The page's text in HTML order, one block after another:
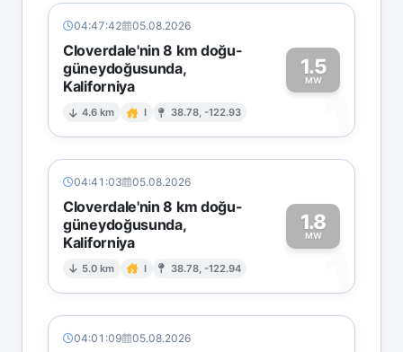
04:47:42 05.08.2026
Cloverdale'nin 8 km doğu-
güneydoğusunda,
Kaliforniya
4.6 km I 38.78, -122.93
1.5
MW
1
04:41:03 05.08.2026
Cloverdale'nin 8 km doğu-
güneydoğusunda,
Kaliforniya
5.0 km I 38.78, -122.94
1.8
MW
1
04:01:09 05.08.2026